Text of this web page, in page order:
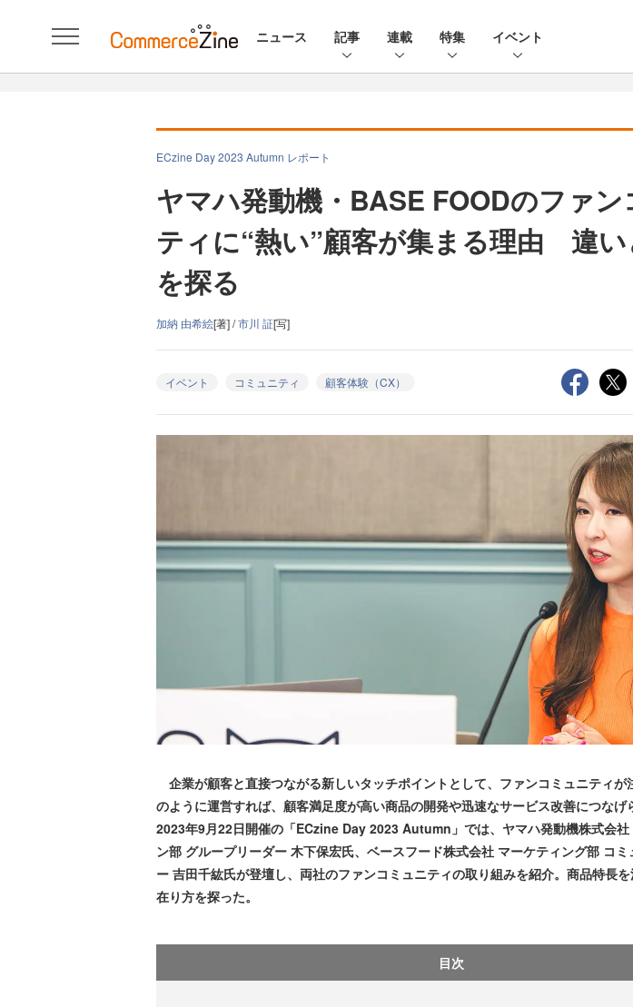
ニュース 記事 連載 特集 イベント
ECzine Day 2023 Autumn レポート
ヤマハ発動機・BASE FOODのファン
ティに“熱い”顧客が集まる理由 違い
を探る
加納 由希絵[著] /市川 証[写]
イベント コミュニティ 顧客体験（CX）
企業が顧客と直接つながる新しいタッチポイントとして、ファンコミュニティが
のように運営すれば、顧客満足度が高い商品の開発や迅速なサービス改善につなげ
2023年9月22日開催の「ECzine Day 2023 Autumn」では、ヤマハ発動機株式会社
ン部 グループリーダー 木下保宏氏、ベースフード株式会社 マーケティング部 コ
ー 吉田千紘氏が登壇し、両社のファンコミュニティの取り組みを紹介。商品特長
在り方を探った。
目次